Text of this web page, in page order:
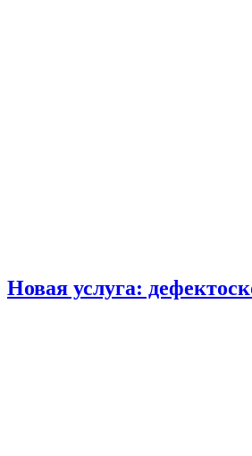
Новая услуга: